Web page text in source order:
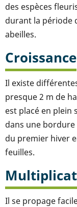
des espèces
durant la période
abeilles.
Croissance
Il existe
presque 2 m de
est placé en plein
dans une
du premier hiver
feuilles.
Il se propage